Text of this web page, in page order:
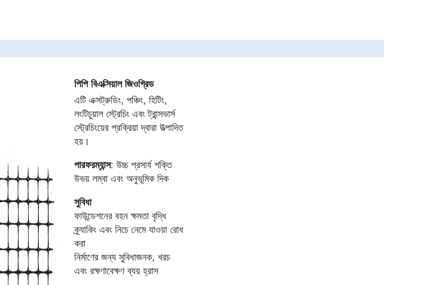
পিপি বিএক্সিয়াল জিওগ্রিড
এটি এক্সট্রুডিং, পঞ্চিং, হিটিং,
লংটিচুয়াল স্ট্রেচিং এবং ট্রান্সভার্স
স্ট্রেচিংয়ের প্রক্রিয়া দ্বারা উত্পাদিত
হয়।
পারফরম্যান্স: উচ্চ প্রসার্য শক্তি
উভয় লম্বা এবং অনুভূমিক দিক
সুবিধা
ফাউন্ডেশনের বহন ক্ষমতা বৃদ্ধি
ক্র্যাকিং এবং নিচে নেমে যাওয়া রোধ
করা
নির্মাণের জন্য সুবিধাজনক, খরচ
এবং রক্ষণাবেক্ষণ ব্যয় হ্রাস